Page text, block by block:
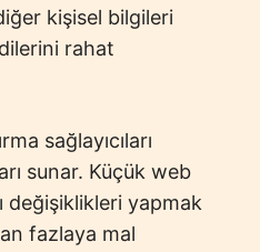
kişisel bilgileri
rahat
sağlayıcıları
sunar. Küçük web
değişiklikleri yapmak
fazlaya mal